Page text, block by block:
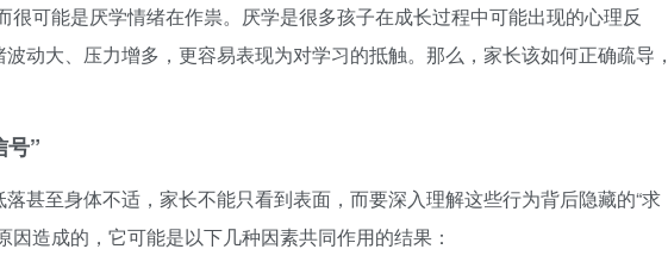
很可能是厌学情绪在作祟。厌学是很多孩子在成长过程中可能出现的心理反
动大、压力增多，更容易表现为对学习的抵触。那么，家长该如何正确疏导
号”
甚至身体不适，家长不能只看到表面，而要深入理解这些行为背后隐藏的“求
因造成的，它可能是以下几种因素共同作用的结果：